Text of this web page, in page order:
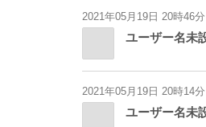
2021年05月19日 20時46分
ユーザー名未
2021年05月19日 20時14分
ユーザー名未